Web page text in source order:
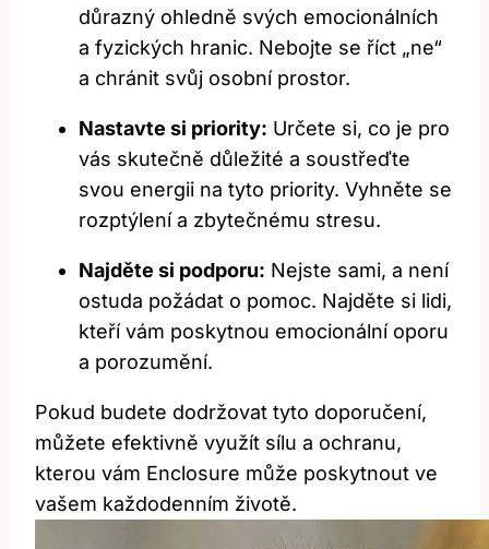
důrazný ohledně svých emocionálních
a fyzických hranic. Nebojte se říct „ne“
a chránit svůj osobní prostor.
Nastavte si priority: Určete si, co je pro
vás skutečně důležité a soustřeďte
svou energii na tyto priority. Vyhněte se
rozptýlení a zbytečnému stresu.
Najděte si podporu: Nejste sami, a není
ostuda požádat o pomoc. Najděte si lidi,
kteří vám poskytnou emocionální oporu
a porozumění.
Pokud budete dodržovat tyto doporučení,
můžete efektivně využít sílu a ochranu,
kterou vám Enclosure může poskytnout ve
vašem každodenním životě.